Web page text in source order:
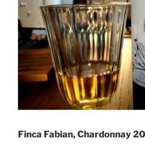
Finca Fabian, Chardonnay